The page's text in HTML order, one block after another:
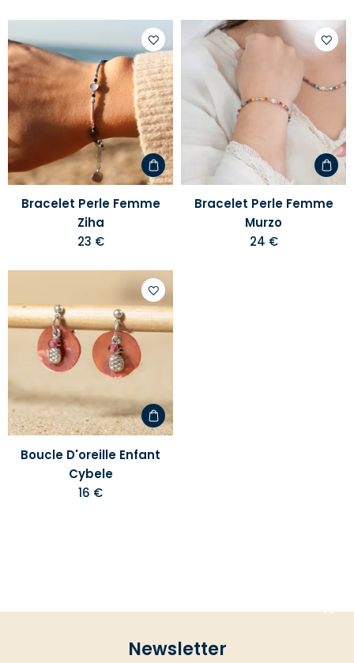
Ajouter
à
votre
liste
d'envies
Bracelet Perle Femme
Ziha
23 €
à
Bracelet Perle Femme
Murzo
24 €
Ajouter
à
Boucle D'oreille Enfant
Cybele
16 €
Newsletter